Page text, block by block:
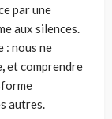
par une
aux silences.
: nous ne
,et comprendre
autres.